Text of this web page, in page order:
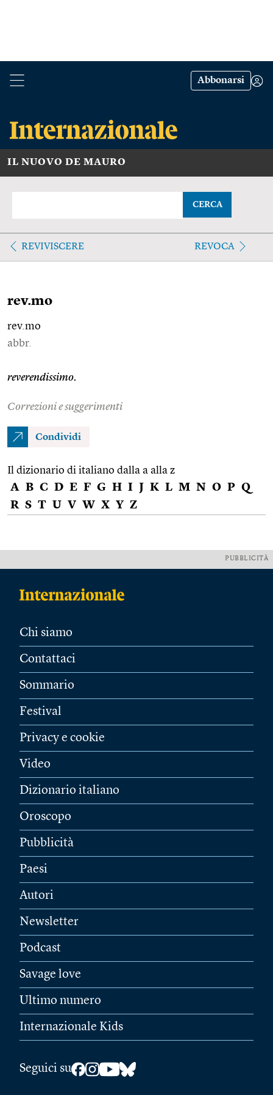
Abbonarsi
IL NUOVO DE MAURO
CERCA
REVIVISCERE REVOCA
rev.mo
rev.mo
abbr.
reverendissimo.
Correzioni e suggerimenti
Condividi
Il dizionario di italiano dalla a alla z
A B C D E F G H I J K L M N O P Q
R S T U V W X Y Z
PUBBLICITÀ
Chi siamo
Contattaci
Sommario
Festival
Privacy e cookie
Video
Dizionario italiano
Oroscopo
Pubblicità
Paesi
Autori
Newsletter
Podcast
Savage love
Ultimo numero
Internazionale Kids
Seguici su